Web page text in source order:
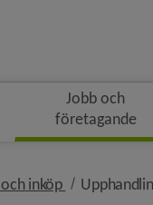
Jobb och
företagande
inköp nivå i